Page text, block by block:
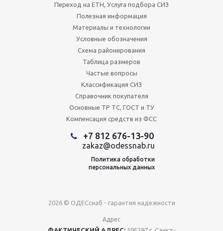
Переход на ЕТН, Услуга подбора СИЗ
Полезная информация
Материалы и технологии
Условные обозначения
Схема районирования
Таблица размеров
Частые вопросы
Классификация СИЗ
Справочник покупателя
Основные ТР ТС, ГОСТ и ТУ
Компенсация средств из ФСС
+7 812 676-13-90
zakaz@odessnab.ru
Политика обработки
персональных данных
2026 © ОДЕСснаб - гарантия надежности
Адрес